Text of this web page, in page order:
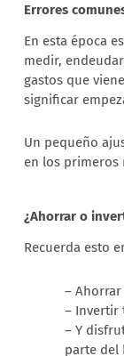
Errores
En esta época
medir,
gastos que
significar
Un pequeño
en los primeros
¿Ahorrar o
Recuerda esto
–
– Invertir
– Y
parte del